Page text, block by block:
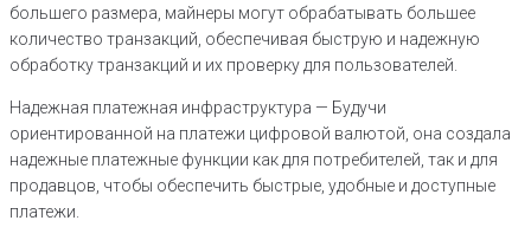
большего размера, майнеры могут обрабатывать большее
количество транзакций, обеспечивая быструю и надежную
обработку транзакций и их проверку для пользователей.
Надежная платежная инфраструктура — Будучи
ориентированной на платежи цифровой валютой, она создала
надежные платежные функции как для потребителей, так и для
продавцов, чтобы обеспечить быстрые, удобные и доступные
платежи.